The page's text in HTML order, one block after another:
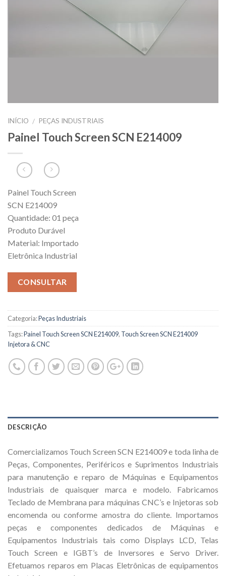
INÍCIO / PEÇAS INDUSTRIAIS
Painel Touch Screen SCN E214009
Painel Touch Screen
SCN E214009
Quantidade: 01 peça
Produto Durável
Material: Importado
Eletrônica Industrial
CONSULTAR
Categoria:Peças Industriais
Tags:Painel Touch Screen SCN E214009, Touch Screen SCN E214009
Injetora & CNC
DESCRIÇÃO
Comercializamos Touch Screen SCN E214009 e toda linha de
Peças, Componentes, Periféricos e Suprimentos Industriais
para manutenção e reparo de Máquinas e Equipamentos
Industriais de quaisquer marca e modelo. Fabricamos
Teclado de Membrana para máquinas CNC’s e Injetoras sob
encomenda ou conforme amostra do cliente. Importamos
peças e componentes dedicados de Máquinas e
Equipamentos Industriais tais como Displays LCD, Telas
Touch Screen e IGBT’s de Inversores e Servo Driver.
Efetuamos reparos em Placas Eletrônicas de equipamentos